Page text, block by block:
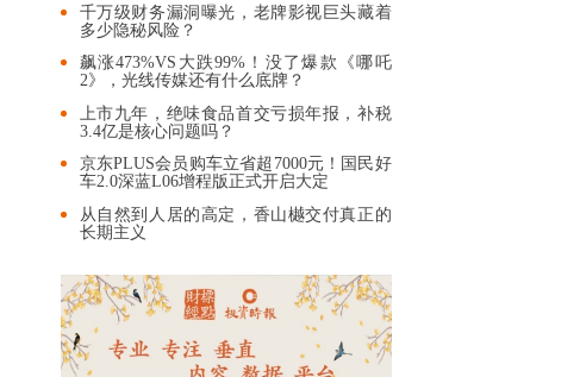
千万级财务漏洞曝光，老牌影视巨头藏着
多少隐秘风险？
飙涨473%VS大跌99%！没了爆款《哪吒
2》，光线传媒还有什么底牌？
上市九年，绝味食品首交亏损年报，补税
3.4亿是核心问题吗？
京东PLUS会员购车立省超7000元！国民好
车2.0深蓝L06增程版正式开启大定
从自然到人居的高定，香山樾交付真正的
长期主义